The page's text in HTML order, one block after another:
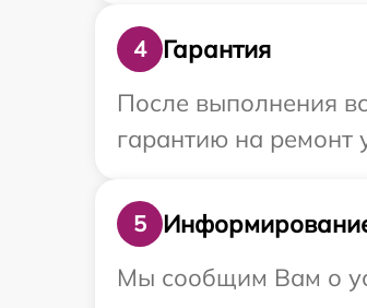
4
Гарантия
После выполнения
гарантию на ремонт
5
Мы сообщим Вам о